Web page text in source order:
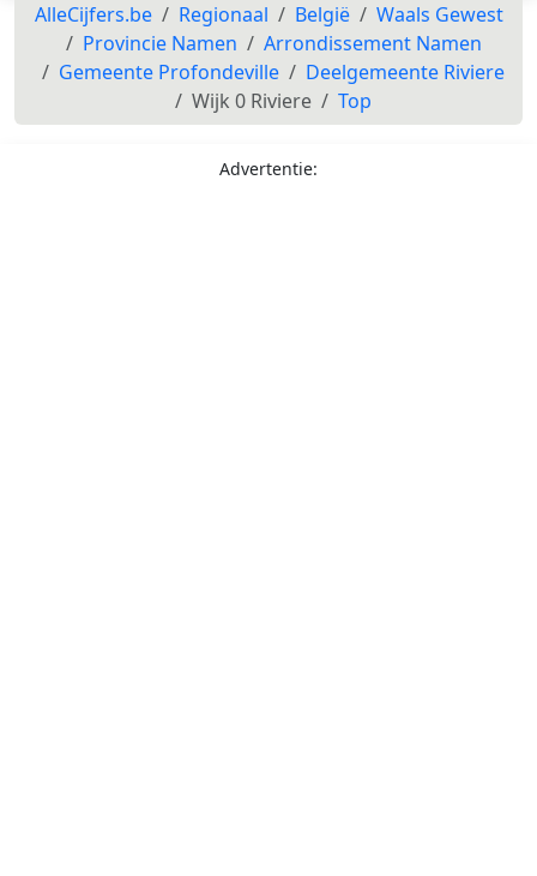
AlleCijfers.be Regionaal België
Waals Gewest
Provincie Namen
Arrondissement Namen
Gemeente Profondeville
Deelgemeente Riviere
Wijk 0 Riviere
Top
Advertentie: